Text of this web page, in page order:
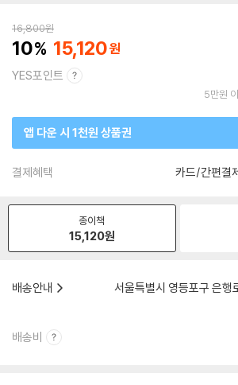
16,800원
10 15,120
YES포인트
5만원
앱 다운 시 1천원 상품권
결제혜택 카드/간편결
종이책
15,120원
배송안내
서울특별시 영등포구 은행
배송비